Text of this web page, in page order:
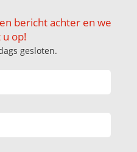
bericht achter en we
op!
gesloten.